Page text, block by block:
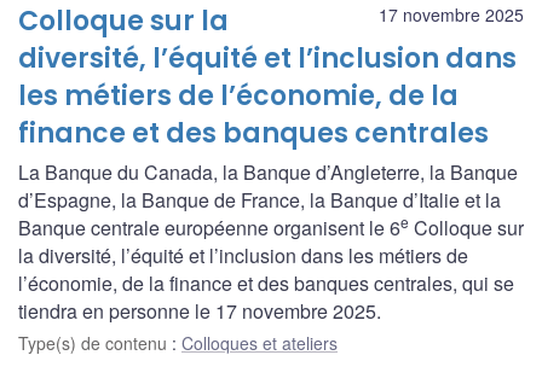
17 novembre 2025
Colloque sur la
diversité, l’équité et l’inclusion dans
les métiers de l’économie, de la
finance et des banques centrales
La Banque du Canada, la Banque d’Angleterre, la Banque
d’Espagne, la Banque de France, la Banque d’Italie et la
Banque centrale européenne organisent le 6e Colloque sur
la diversité, l’équité et l’inclusion dans les métiers de
l’économie, de la finance et des banques centrales, qui se
tiendra en personne le 17 novembre 2025.
Type(s) de contenu : Colloques et ateliers